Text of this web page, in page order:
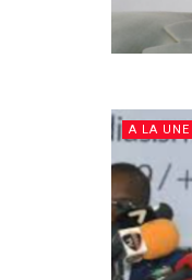
A LA UNE